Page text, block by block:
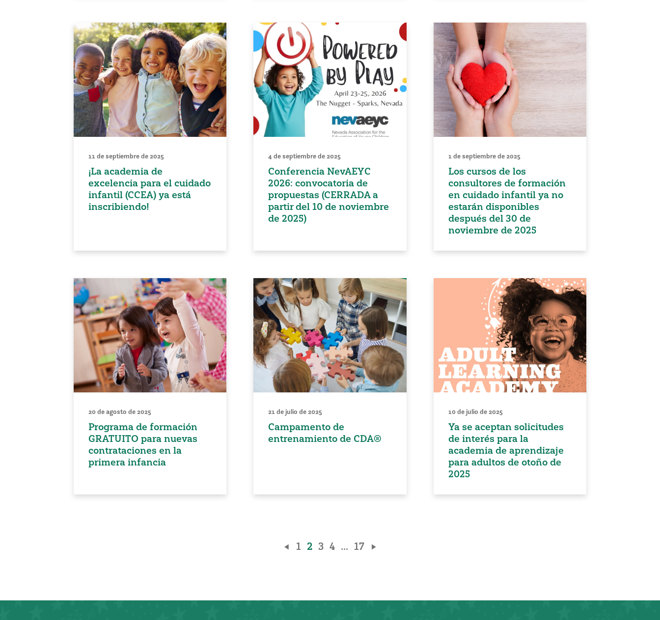
11 de septiembre de 2025
¡La academia de
excelencia para el cuidado
infantil (CCEA) ya está
inscribiendo!
4 de septiembre de 2025
Conferencia NevAEYC
2026: convocatoria de
propuestas (CERRADA a
partir del 10 de noviembre
de 2025)
1 de septiembre de 2025
Los cursos de los
consultores de formación
en cuidado infantil ya no
estarán disponibles
después del 30 de
noviembre de 2025
20 de agosto de 2025
Programa de formación
GRATUITO para nuevas
contrataciones en la
primera infancia
21 de julio de 2025
Campamento de
entrenamiento de CDA®
10 de julio de 2025
Ya se aceptan solicitudes
de interés para la
academia de aprendizaje
para adultos de otoño de
2025
1 2 3 4 ... 17